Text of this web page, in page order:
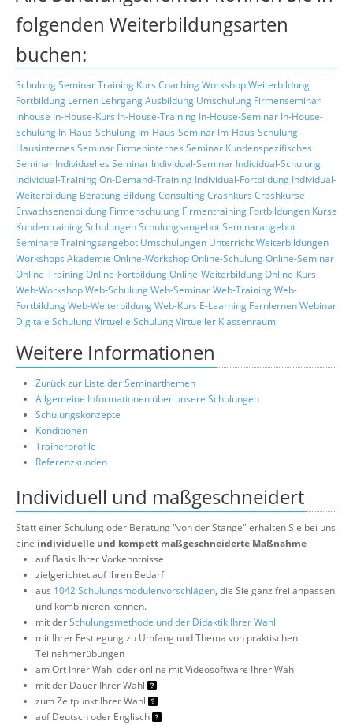
folgenden Weiterbildungsarten
buchen:
SchulungSeminarTraining Kurs CoachingWorkshopWeiterbildung
Fortbildung Lernen LehrgangAusbildung Umschulung Firmenseminar
Inhouse In-House-Kurs In-House-Training In-House-Seminar In-House-
Schulung In-Haus-Schulung Im-Haus-Seminar Im-Haus-Schulung
Hausinternes Seminar Firmeninternes Seminar Kundenspezifisches
Seminar Individuelles Seminar Individual-Seminar Individual-Schulung
Individual-TrainingOn-Demand-Training Individual-Fortbildung Individual-
Weiterbildung Beratung BildungConsultingCrashkurs Crashkurse
Erwachsenenbildung Firmenschulung Firmentraining Fortbildungen Kurse
KundentrainingSchulungenSchulungsangebotSeminarangebot
Seminare Trainingsangebot Umschulungen UnterrichtWeiterbildungen
Workshops Akademie Online-WorkshopOnline-SchulungOnline-Seminar
Online-TrainingOnline-FortbildungOnline-WeiterbildungOnline-Kurs
Web-WorkshopWeb-SchulungWeb-SeminarWeb-TrainingWeb-
FortbildungWeb-WeiterbildungWeb-Kurs E-Learning FernlernenWebinar
Digitale SchulungVirtuelle SchulungVirtueller Klassenraum
Weitere Informationen
Zurück zur Liste der Seminarthemen
Allgemeine Informationen über unsere Schulungen
Schulungskonzepte
Konditionen
Trainerprofile
Referenzkunden
Individuell und maßgeschneidert
Statt einer Schulung oder Beratung "von der Stange" erhalten Sie bei uns
eine individuelle und kompett maßgeschneiderte Maßnahme
auf Basis Ihrer Vorkenntnisse
zielgerichtet auf Ihren Bedarf
aus 1042 Schulungsmodulenvorschlägen, die Sie ganz frei anpassen
und kombinieren können.
mit derSchulungsmethode und der Didaktik Ihrer Wahl
mit Ihrer Festlegung zu Umfang und Thema von praktischen
Teilnehmerübungen
am Ort Ihrer Wahl oder online mit Videosoftware Ihrer Wahl
mit der Dauer Ihrer Wahl
zum Zeitpunkt Ihrer Wahl
auf Deutsch oder Englisch